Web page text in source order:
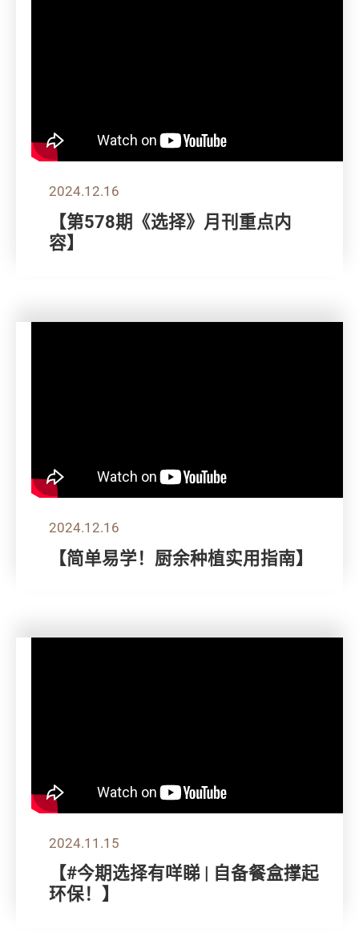
2024.12.16
【第578期《选择》月刊重点内
容】
2024.12.16
【简单易学！厨余种植实用指南】
2024.11.15
【#今期选择有咩睇 | 自备餐盒撑起
环保！】